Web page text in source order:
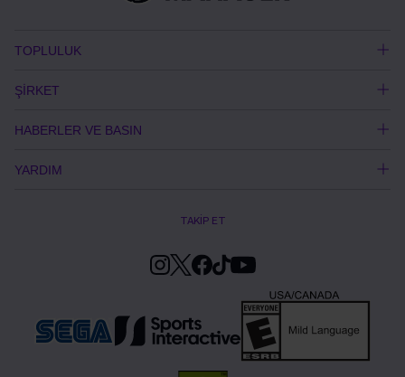
TOPLULUK
ŞİRKET
HABERLER VE BASIN
YARDIM
TAKİP ET